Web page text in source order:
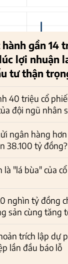
gần 14
lợi nhuận
tư thận
40 triệu cổ
đội ngũ nhân
ngân hàng
38.100 tỷ đồng?
là "lá bùa" của
nghìn tỷ đồng
sản cùng tăng
trích lập dự
lần đầu báo lỗ